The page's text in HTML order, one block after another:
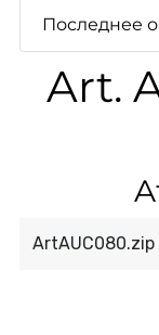
Последнее
Art.
ArtAUC080.zip